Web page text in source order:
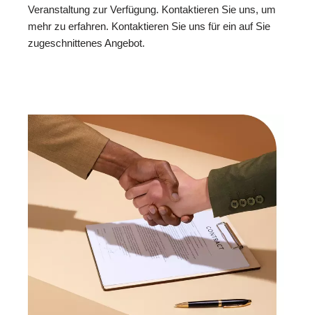
Veranstaltung zur Verfügung. Kontaktieren Sie uns, um
mehr zu erfahren. Kontaktieren Sie uns für ein auf Sie
zugeschnittenes Angebot.